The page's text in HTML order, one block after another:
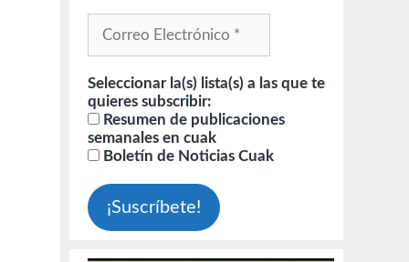
Seleccionar la(s) lista(s) a las que te
quieres subscribir:
Resumen de publicaciones
semanales en cuak
Boletín de Noticias Cuak